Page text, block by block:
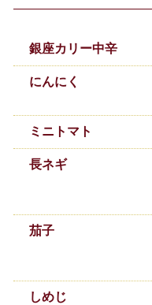
銀座カリー中辛
にんにく
ミニトマト
長ネギ
茄子
しめじ